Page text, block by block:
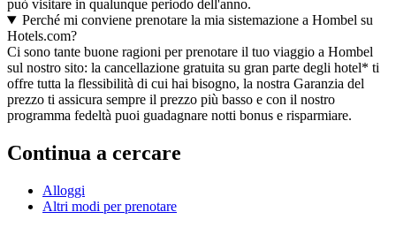
può visitare in qualunque periodo dell'anno.
Perché mi conviene prenotare la mia sistemazione a Hombel su
Hotels.com?
Ci sono tante buone ragioni per prenotare il tuo viaggio a Hombel
sul nostro sito: la cancellazione gratuita su gran parte degli hotel* ti
offre tutta la flessibilità di cui hai bisogno, la nostra Garanzia del
prezzo ti assicura sempre il prezzo più basso e con il nostro
programma fedeltà puoi guadagnare notti bonus e risparmiare.
Continua a cercare
Alloggi
Altri modi per prenotare